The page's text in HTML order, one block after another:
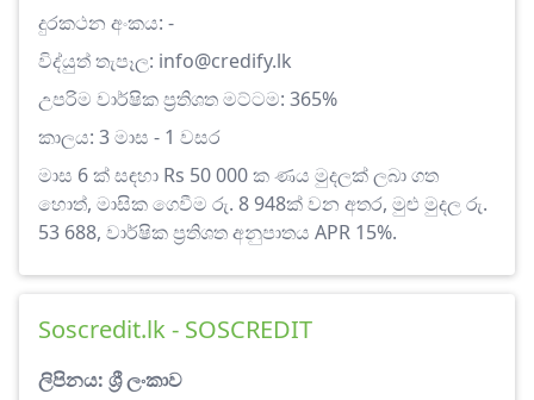
දුරකථන අංකය: -
විද්යුත් තැපෑල: info@credify.lk
උපරිම වාර්ෂික ප්‍රතිශත මට්ටම: 365%
කාලය: 3 මාස - 1 වසර
මාස 6 ක් සඳහා Rs 50 000 ක ණය මුදලක් ලබා ගත
හොත්, මාසික ගෙවීම රු. 8 948ක් වන අතර, මුළු මුදල රු.
53 688, වාර්ෂික ප්‍රතිශත අනුපාතය APR 15%.
Soscredit.lk - SOSCREDIT
ලිපිනය: ශ්‍රී ලංකාව